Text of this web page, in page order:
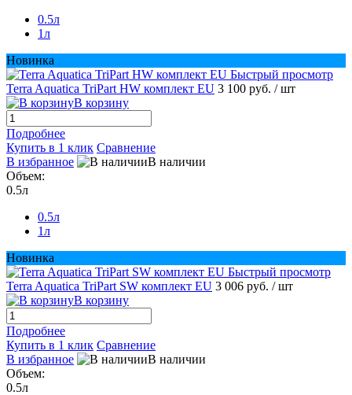
0.5л
1л
Новинка
Быстрый просмотр
Terra Aquatica TriPart HW комплект EU 3 100 руб. / шт
В корзину
Подробнее
Купить в 1 клик Сравнение
В избранное
В наличии
Объем:
0.5л
0.5л
1л
Новинка
Быстрый просмотр
Terra Aquatica TriPart SW комплект EU 3 006 руб. / шт
В корзину
Подробнее
Купить в 1 клик Сравнение
В избранное
В наличии
Объем:
0.5л